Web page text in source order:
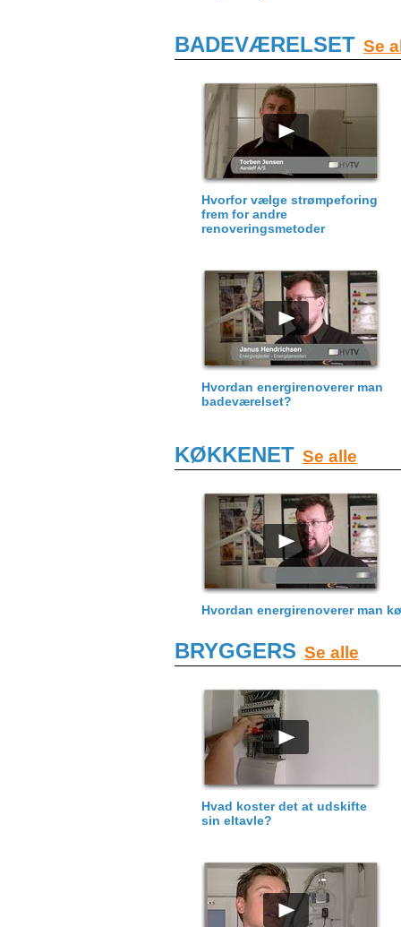
BADEVÆRELSET Se
Hvorfor vælge strømpeforing
frem for andre
renoveringsmetoder
Hvordan energirenoverer man
badeværelset?
KØKKENET Se alle
Hvordan energirenoverer man
BRYGGERS Se alle
Hvad koster det at udskifte
sin eltavle?